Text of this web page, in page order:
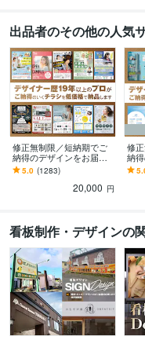
宝塚造形芸術大学 短期大学部
出品者のその他の人気
修正無制限／短納期でご
納得のデザインをお届け
します その他、パンフ・
ポスター・メニュー・名
5.0 (1283)
20,000 円
修
納
し
ポ
看板制作・デザインの